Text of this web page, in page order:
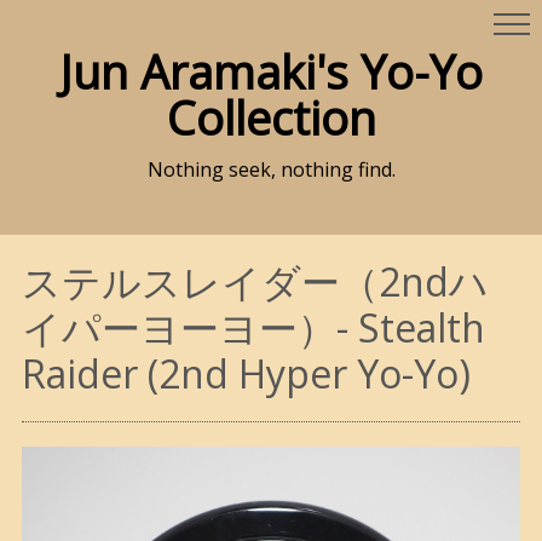
Jun Aramaki's Yo-Yo
Collection
Nothing seek, nothing find.
ステルスレイダー（2ndハ
イパーヨーヨー）- Stealth
Raider (2nd Hyper Yo-Yo)